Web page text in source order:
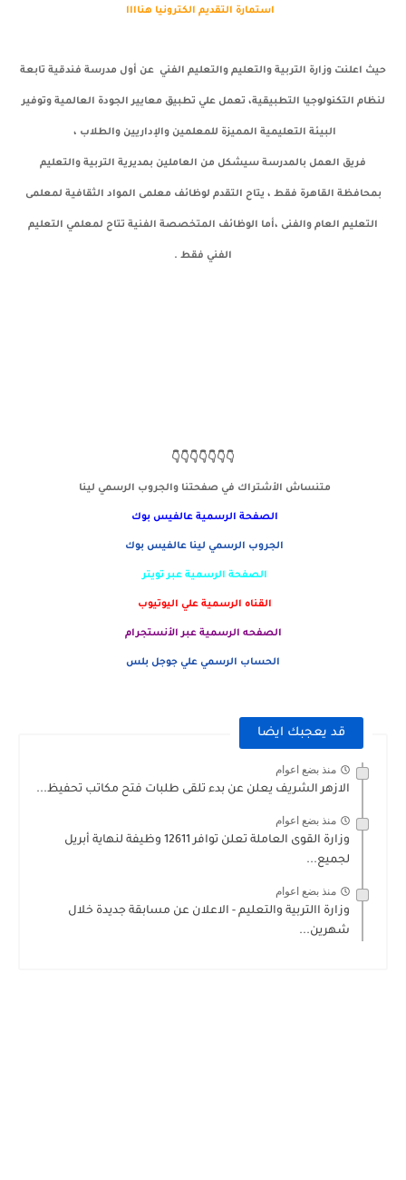
استمارة التقديم الكترونيا هناااا
حيث اعلنت وزارة التربية والتعليم والتعليم الفني عن أول مدرسة فندقية تابعة
لنظام التكنولوجيا التطبيقية، تعمل علي تطبيق معايير الجودة العالمية وتوفير
البيئة التعليمية المميزة للمعلمين والإداريين والطلاب ،
فريق العمل بالمدرسة سيشكل من العاملين بمديرية التربية والتعليم
بمحافظة القاهرة فقط ، يتاح التقدم لوظائف معلمى المواد الثقافية لمعلمى
التعليم العام والفنى ،أما الوظائف المتخصصة الفنية تتاح لمعلمي التعليم
الفني فقط .
👇👇👇👇👇👇👇
متنساش الأشتراك في صفحتنا والجروب الرسمي لينا
الصفحة الرسمية عالفيس بوك
الجروب الرسمي لينا عالفيس بوك
الصفحة الرسمية عبر تويتر
القناه الرسمية علي اليوتيوب
الصفحه الرسمية عبر الأنستجرام
الحساب الرسمي علي جوجل بلس
قد يعجبك ايضا
منذ بضع اعوام
الازهر الشريف يعلن عن بدء تلقى طلبات فتح مكاتب تحفيظ...
منذ بضع اعوام
وزارة القوى العاملة تعلن توافر 12611 وظيفة لنهاية أبريل
لجميع...
منذ بضع اعوام
وزارة االتربية والتعليم - الاعلان عن مسابقة جديدة خلال
شهرين...